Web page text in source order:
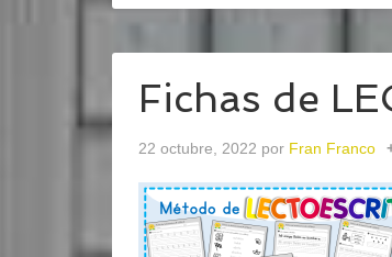
Fichas de
22 octubre, 2022 por Fran Franco